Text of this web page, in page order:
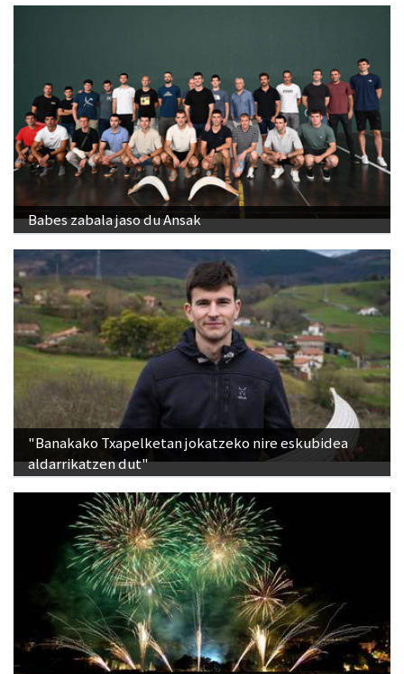
Babes zabala jaso du Ansak
"Banakako Txapelketan jokatzeko nire eskubidea
aldarrikatzen dut"